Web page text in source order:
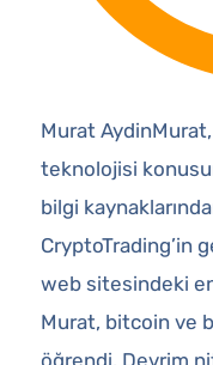
Murat
teknolojisi
bilgi
CryptoTrading’in
web sitesindeki
Murat, bitcoin ve
öğrendi. Devrim